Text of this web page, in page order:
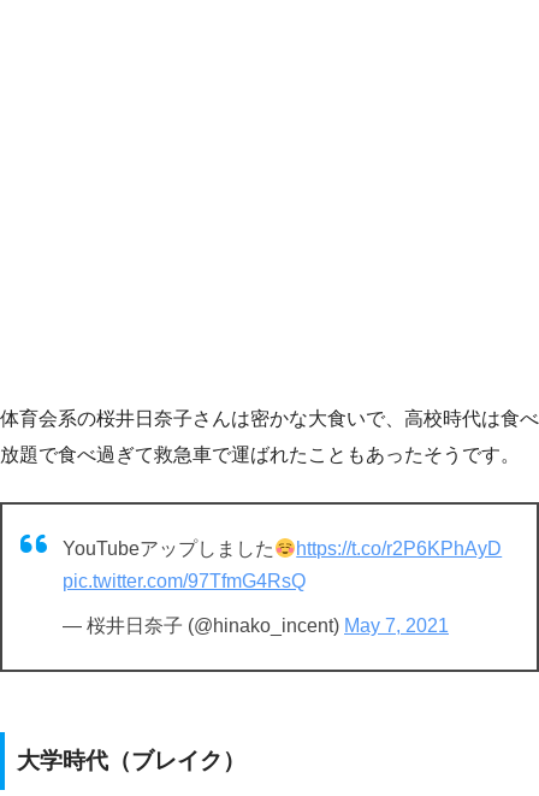
体育会系の桜井日奈子さんは密かな大食いで、高校時代は食べ
放題で食べ過ぎて救急車で運ばれたこともあったそうです。
YouTubeアップしました
https://t.co/r2P6KPhAyD
pic.twitter.com/97TfmG4RsQ
— 桜井日奈子 (@hinako_incent) May 7, 2021
大学時代（ブレイク）